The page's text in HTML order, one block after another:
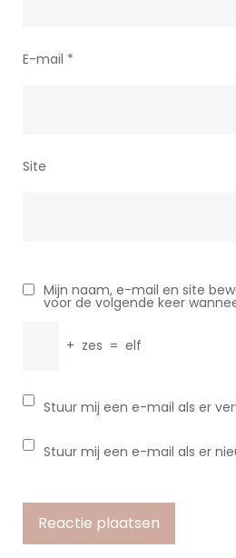
E-mail *
Site
Mijn naam, e-mail en site
voor de volgende keer
+ zes = elf
Stuur mij een e-mail als er
Stuur mij een e-mail als er